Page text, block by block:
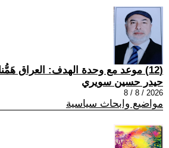
(12) موعد مع وحدة الهدف: العراق هَمُّنا
حيدر حسين سويري
2026 / 8 / 8
مواضيع وابحاث سياسية